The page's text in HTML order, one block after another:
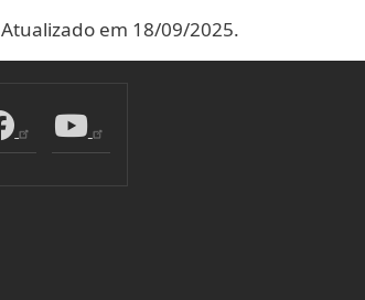
Atualizado em 18/09/2025.